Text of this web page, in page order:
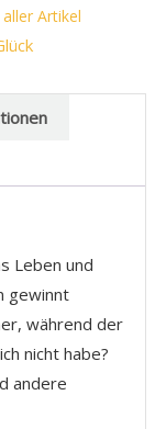
Artikel
Leben und
gewinnt
während der
nicht habe?
andere